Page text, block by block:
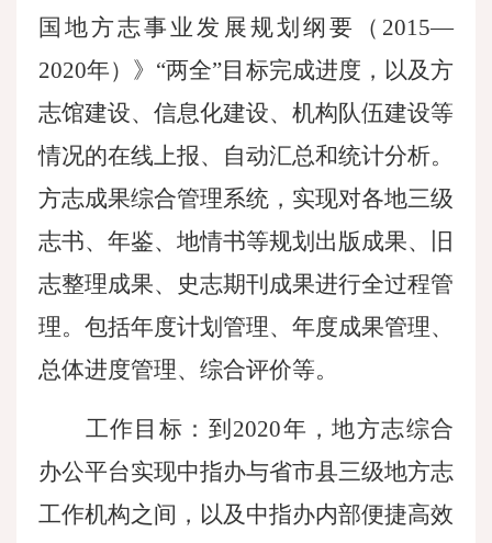
国地方志事业发展规划纲要（ 2015—
2020年）》“两全”目标完成进度，以及方
志馆建设、信息化建设、机构队伍建设等
情况的在线上报、自动汇总和统计分析。
方志成果综合管理系统，实现对各地三级
志书、年鉴、地情书等规划出版成果、旧
志整理成果、史志期刊成果进行全过程管
理。包括年度计划管理、年度成果管理、
总体进度管理、综合评价等。
工作目标：到 2020年，地方志综合
办公平台实现中指办与省市县三级地方志
工作机构之间，以及中指办内部便捷高效